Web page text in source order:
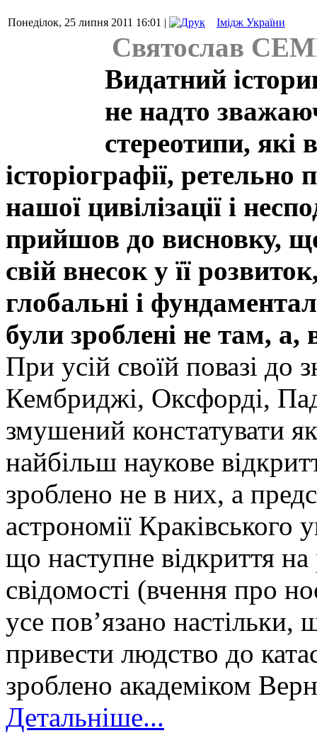
Понеділок, 25 липня 2011 16:01 | Імідж України
Святослав
Видатний
не надто
стереотипи, які
історіографії, ретельно
нашої цивілізації і
прийшов до висновку,
свій внесок у її
глобальні і
були зроблені не там, а,
При усій своїй повазі до
Кембриджі, Оксфорді,
змушений констатувати
найбільш наукове
зроблено не в них, а
астрономії Краківського
що наступне відкриття на
свідомості (вчення про
усе пов’язано
привести людство до
зроблено академіком
Детальніше...